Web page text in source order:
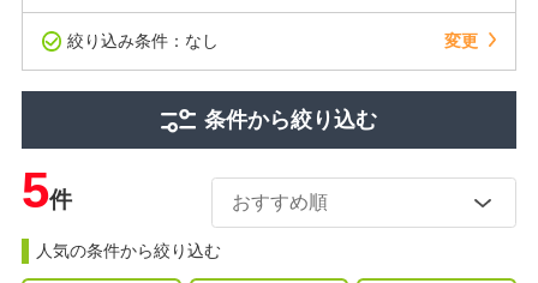
絞り込み条件：なし 変更
条件から絞り込む
5件
人気の条件から絞り込む